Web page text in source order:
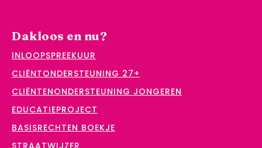
Dakloos en nu?
INLOOPSPREEKUUR
CLIËNTONDERSTEUNING 27+
CLIËNTENONDERSTEUNING JONGEREN
EDUCATIEPROJECT
BASISRECHTEN BOEKJE